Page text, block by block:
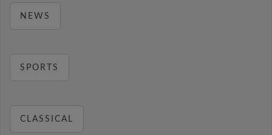
NEWS
SPORTS
CLASSICAL